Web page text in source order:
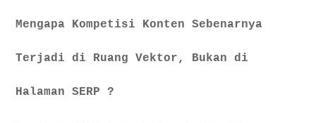
9. Aplikasi untuk Media Sosial
Mengapa Kompetisi Konten Sebenarnya
Terjadi di Ruang Vektor, Bukan di
Halaman SERP ?